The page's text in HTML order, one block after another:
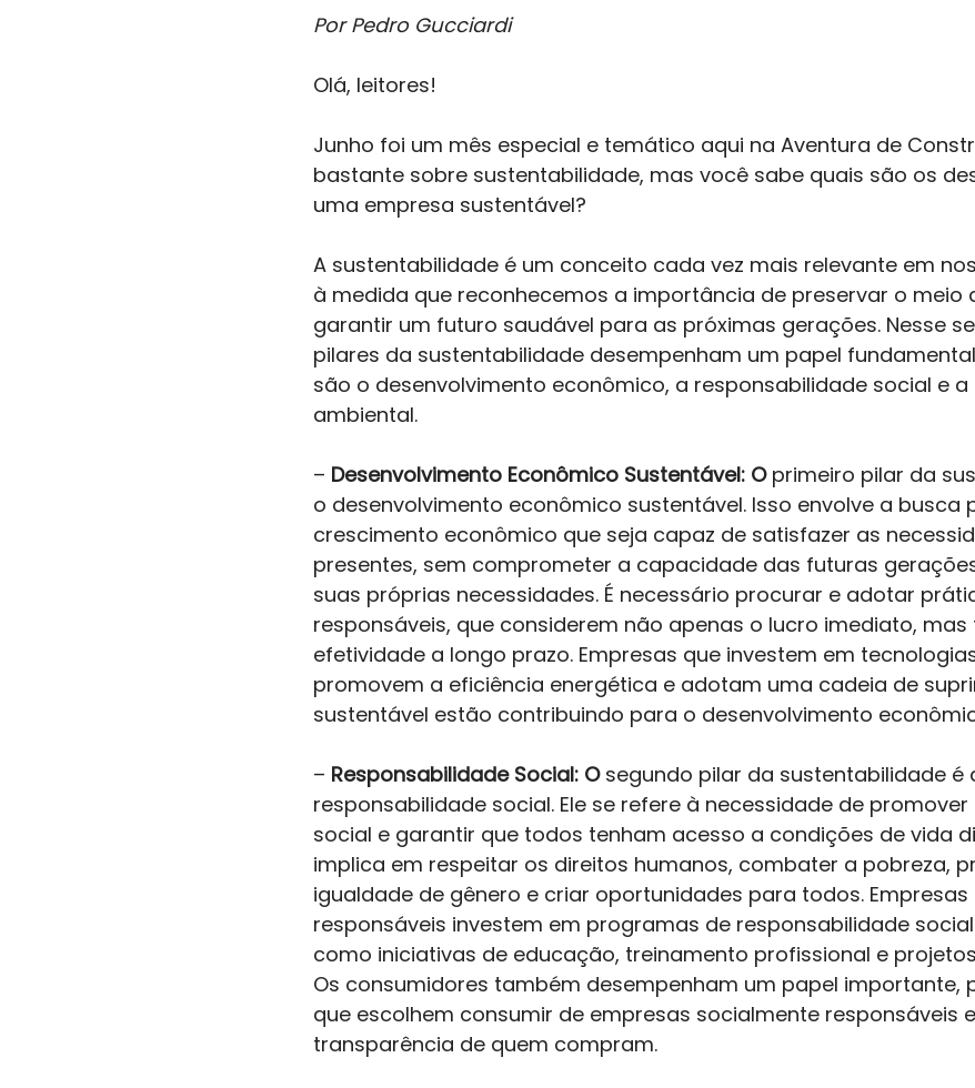
Por Pedro Gucciardi
Olá, leitores!
Junho foi um mês especial e temático aqui na Aventura de
bastante sobre sustentabilidade, mas você sabe quais são os
uma empresa sustentável?
A sustentabilidade é um conceito cada vez mais relevante em
à medida que reconhecemos a importância de preservar o meio
garantir um futuro saudável para as próximas gerações. Nesse
pilares da sustentabilidade desempenham um papel
são o desenvolvimento econômico, a responsabilidade social e
ambiental.
– Desenvolvimento Econômico Sustentável: O primeiro pilar da
o desenvolvimento econômico sustentável. Isso envolve a busca
crescimento econômico que seja capaz de satisfazer as
presentes, sem comprometer a capacidade das futuras
suas próprias necessidades. É necessário procurar e adotar
responsáveis, que considerem não apenas o lucro imediato,
efetividade a longo prazo. Empresas que investem em
promovem a eficiência energética e adotam uma cadeia de
sustentável estão contribuindo para o desenvolvimento
– Responsabilidade Social: O segundo pilar da sustentabilidade é
responsabilidade social. Ele se refere à necessidade de
social e garantir que todos tenham acesso a condições de vida
implica em respeitar os direitos humanos, combater a pobreza,
igualdade de gênero e criar oportunidades para todos.
responsáveis ​​investem em programas de responsabilidade
como iniciativas de educação, treinamento profissional e
Os consumidores também desempenham um papel importante,
que escolhem consumir de empresas socialmente responsáveis
transparência de quem compram.